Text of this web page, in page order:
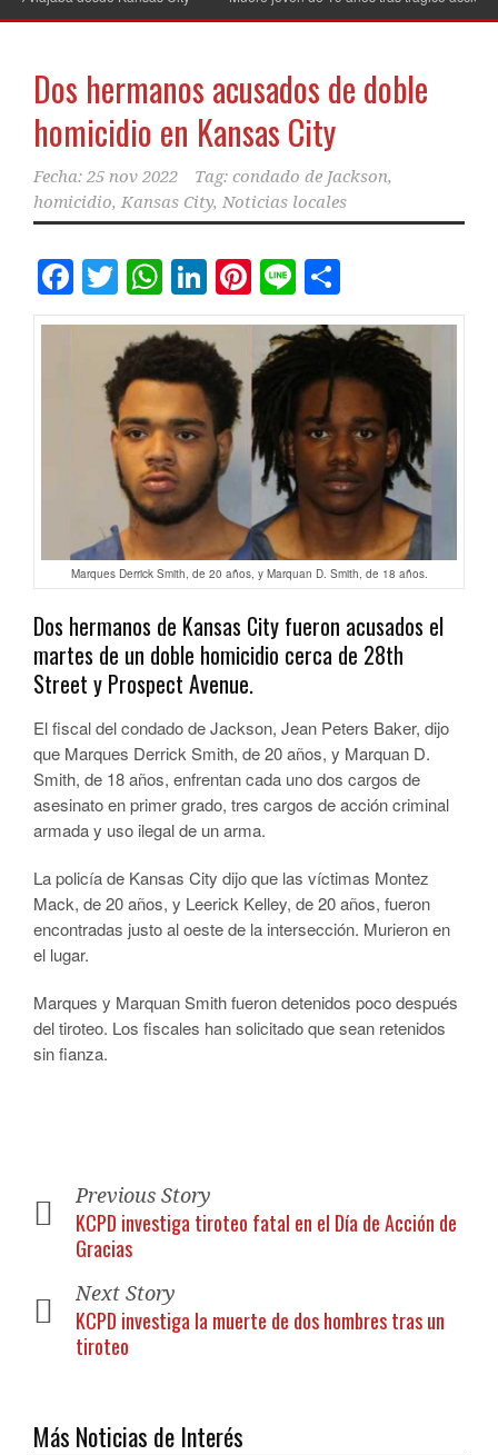
Dos hermanos acusados ​​de doble
homicidio en Kansas City
Fecha: 25 nov 2022 Tag: condado de Jackson,
homicidio, Kansas City, Noticias locales
Facebook
Twitter
WhatsApp
LinkedIn
Pinterest
Line
Marques Derrick Smith, de 20 años, y Marquan D. Smith, de 18 años.
Dos hermanos de Kansas City fueron acusados ​​el
martes de un doble homicidio cerca de 28th
Street y Prospect Avenue.
El fiscal del condado de Jackson, Jean Peters Baker, dijo
que Marques Derrick Smith, de 20 años, y Marquan D.
Smith, de 18 años, enfrentan cada uno dos cargos de
asesinato en primer grado, tres cargos de acción criminal
armada y uso ilegal de un arma.
La policía de Kansas City dijo que las víctimas Montez
Mack, de 20 años, y Leerick Kelley, de 20 años, fueron
encontradas justo al oeste de la intersección. Murieron en
el lugar.
Marques y Marquan Smith fueron detenidos poco después
del tiroteo. Los fiscales han solicitado que sean retenidos
sin fianza.
Previous Story
KCPD investiga tiroteo fatal en el Día de Acción de
Gracias
Next Story
KCPD investiga la muerte de dos hombres tras un
tiroteo
Más Noticias de Interés